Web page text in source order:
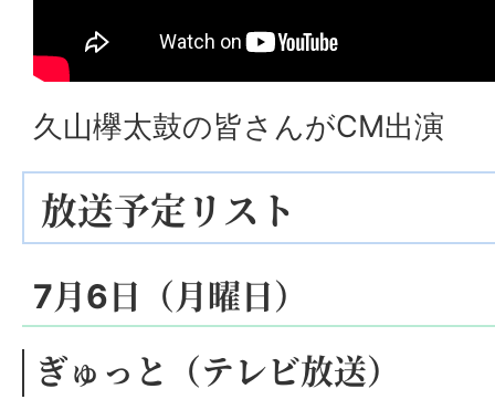
久山欅太鼓の皆さんがCM出演
放送予定リスト
7月6日（月曜日）
ぎゅっと（テレビ放送）